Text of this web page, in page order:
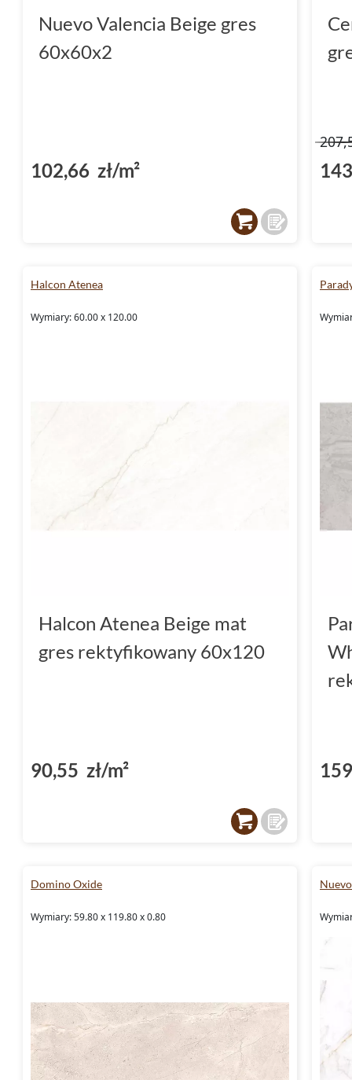
Nuevo Valencia Beige gres
60x60x2
102,66 zł/m²
Halcon Atenea
Wymiary: 60.00 x 120.00
Halcon Atenea Beige mat
gres rektyfikowany 60x120
90,55 zł/m²
Domino Oxide
Wymiary: 59.80 x 119.80 x 0.80